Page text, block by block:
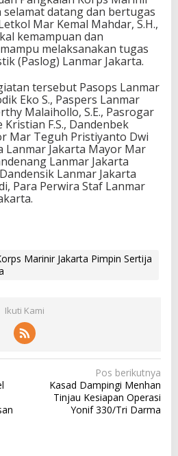
selamat datang dan bertugas
Mar Kemal Mahdar, S.H.,
kemampuan dan
melaksanakan tugas
(Paslog) Lanmar Jakarta.
tersebut Pasops Lanmar
Eko S., Paspers Lanmar
Malaihollo, S.E., Pasrogar
F.S., Dandenbek
Mar Teguh Pristiyanto Dwi
Lanmar Jakarta Mayor Mar
Lanmar Jakarta
Lanmar Jakarta
Para Perwira Staf Lanmar
Marinir Jakarta Pimpin Sertija
Ikuti Kami
Pos berikutnya
Kasad Dampingi Menhan
Tinjau Kesiapan Operasi
Yonif 330/Tri Darma